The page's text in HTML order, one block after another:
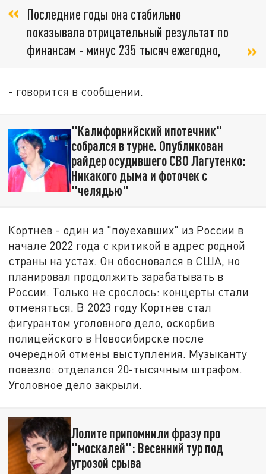
Последние годы она стабильно
показывала отрицательный результат по
финансам - минус 235 тысяч ежегодно,
- говорится в сообщении.
"Калифорнийский ипотечник"
собрался в турне. Опубликован
райдер осудившего СВО Лагутенко:
Никакого дыма и фоточек с
"челядью"
Кортнев - один из "поуехавших" из России в
начале 2022 года с критикой в адрес родной
страны на устах. Он обосновался в США, но
планировал продолжить зарабатывать в
России. Только не срослось: концерты стали
отменяться. В 2023 году Кортнев стал
фигурантом уголовного дело, оскорбив
полицейского в Новосибирске после
очередной отмены выступления. Музыканту
повезло: отделался 20-тысячным штрафом.
Уголовное дело закрыли.
Лолите припомнили фразу про
"москалей": Весенний тур под
угрозой срыва